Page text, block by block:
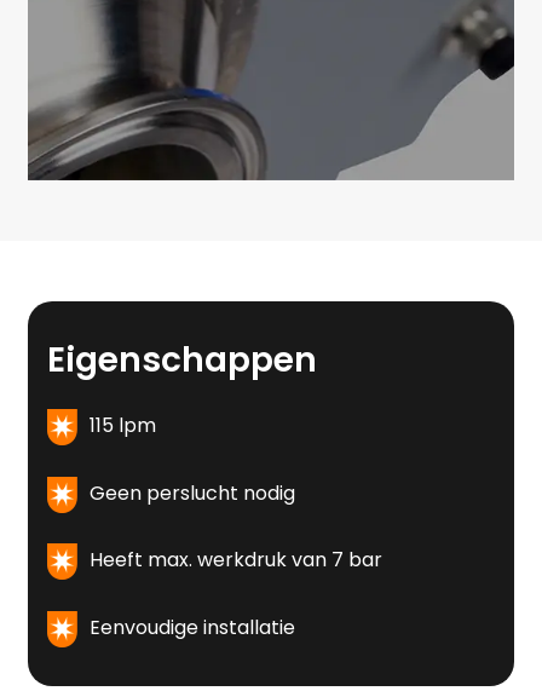
Eigenschappen
115 lpm
Geen perslucht nodig
Heeft max. werkdruk van 7 bar
Eenvoudige installatie